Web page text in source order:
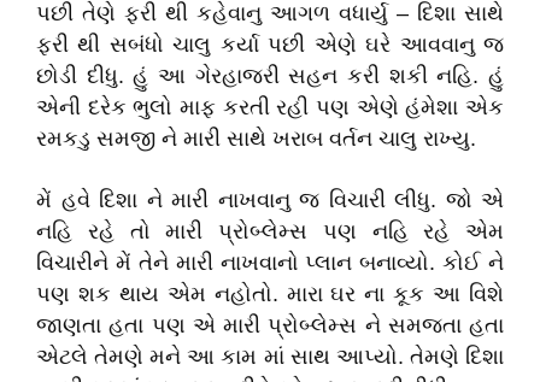
પછી તેણે ફરી થી કહેવાનુ આગળ વધાર્યુ – દિશા સાથે
ફરી થી સબંધો ચાલુ કર્યા પછી એણે ઘરે આવવાનુ જ
છોડી દીધુ. હું આ ગેરહાજરી સહન કરી શકી નહિ. હું
એની દરેક ભુલો માફ કરતી રહી પણ એણે હંમેશા એક
રમકડુ સમજી ને મારી સાથે ખરાબ વર્તન ચાલુ રાખ્યુ.
મેં હવે દિશા ને મારી નાખવાનુ જ વિચારી લીધુ. જો એ
નહિ રહે તો મારી પ્રોબ્લેમ્સ પણ નહિ રહે એમ
વિચારીને મેં તેને મારી નાખવાનો પ્લાન બનાવ્યો. કોઈ ને
પણ શક થાય એમ નહોતો. મારા ઘર ના કૂક આ વિશે
જાણતા હતા પણ એ મારી પ્રોબ્લેમ્સ ને સમજતા હતા
એટલે તેમણે મને આ કામ માં સાથ આપ્યો. તેમણે દિશા